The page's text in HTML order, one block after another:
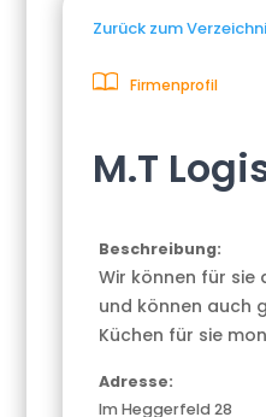
Zurück zum
Firmenprofil
M.T
Beschreibung:
Wir können für
und können auch
Küchen für sie
Adresse:
Im Heggerfeld 28